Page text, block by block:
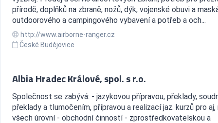
přírodě, doplňků na zbraně, nožů, dýk, vojenské obuvi a
outdoorového a campingového vybavení a potřeb a och...
http://www.airborne-ranger.cz
České Budějovice
Albia Hradec Králové, spol. s r.o.
Společnost se zabývá: - jazykovou přípravou, překlady,
překlady a tlumočením, přípravou a realizací jaz. kurzů pro aj,
všech úrovní - obchodní činností - zprostředkovatelskou a